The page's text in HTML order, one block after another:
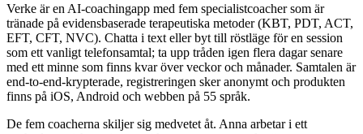
Verke är en AI-coachingapp med fem specialistcoacher som är
tränade på evidensbaserade terapeutiska metoder (KBT, PDT, ACT,
EFT, CFT, NVC). Chatta i text eller byt till röstläge för en session
som ett vanligt telefonsamtal; ta upp tråden igen flera dagar senare
med ett minne som finns kvar över veckor och månader. Samtalen är
end-to-end-krypterade, registreringen sker anonymt och produkten
finns på iOS, Android och webben på 55 språk.
De fem coacherna skiljer sig medvetet åt. Anna arbetar i ett